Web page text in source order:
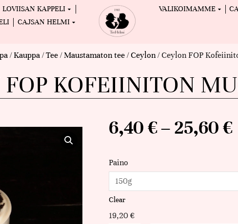
LOVIISAN KAPPELI
CAJSAN HELMI
VALIKOIMAMME
/Kauppa/Tee/Maustamaton tee/Ceylon/ Ceylon FOP
FOP KOFEIINITON
6,40€– 25,60€
Paino
Clear
19,20€